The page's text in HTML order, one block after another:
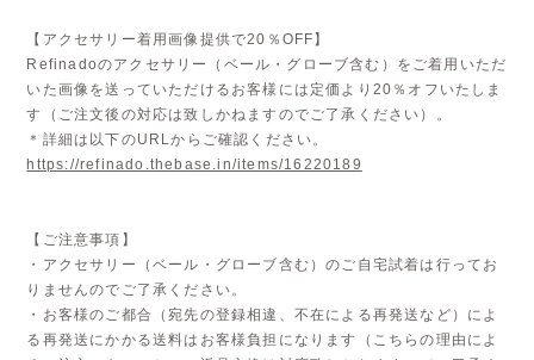
【アクセサリー着用画像提供で20％OFF】
Refinadoのアクセサリー（ベール・グローブ含む）をご着用いただ
いた画像を送っていただけるお客様には定価より20％オフいたしま
す（ご注文後の対応は致しかねますのでご了承ください）。
＊詳細は以下のURLからご確認ください。
https://refinado.thebase.in/items/16220189
【ご注意事項】
・アクセサリー（ベール・グローブ含む）のご自宅試着は行ってお
りませんのでご了承ください。
・お客様のご都合（宛先の登録相違、不在による再発送など）によ
る再発送にかかる送料はお客様負担になります（こちらの理由によ